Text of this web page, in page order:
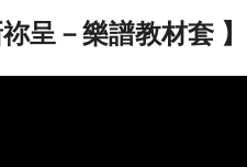
呈－樂譜教材套